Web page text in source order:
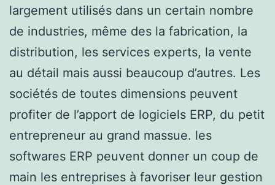
largement utilisés dans un certain nombre
de industries, même des la fabrication, la
distribution, les services experts, la vente
au détail mais aussi beaucoup d’autres. Les
sociétés de toutes dimensions peuvent
profiter de l’apport de logiciels ERP, du petit
entrepreneur au grand massue. les
softwares ERP peuvent donner un coup de
main les entreprises à favoriser leur gestion